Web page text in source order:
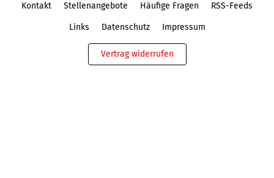
Kontakt Stellenangebote Häufige Fragen RSS-Feeds
Links Datenschutz Impressum
Vertrag widerrufen